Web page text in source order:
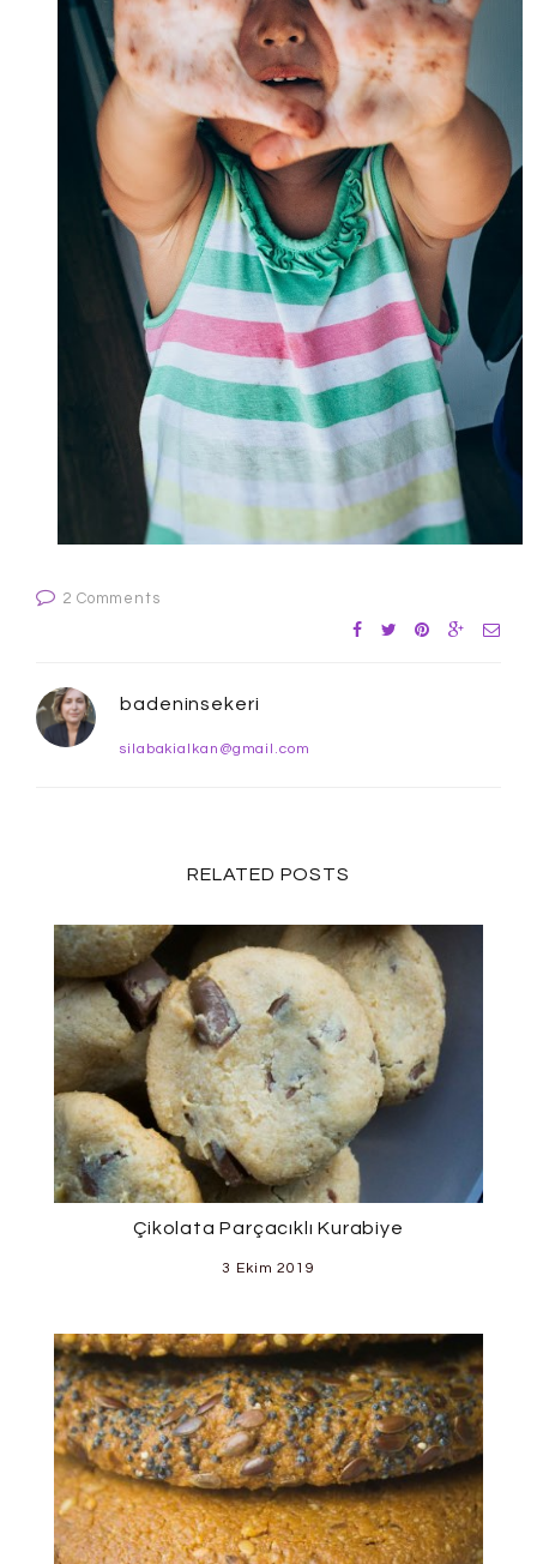
2 Comments
badeninsekeri
silabakialkan@gmail.com
RELATED POSTS
Çikolata Parçacıklı Kurabiye
3 Ekim 2019